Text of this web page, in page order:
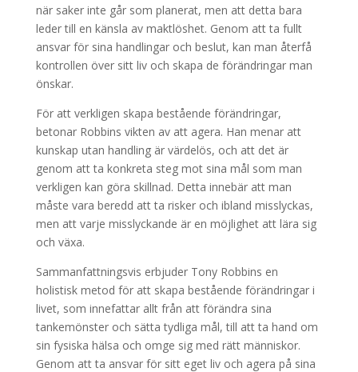
när saker inte går som planerat, men att detta bara
leder till en känsla av maktlöshet. Genom att ta fullt
ansvar för sina handlingar och beslut, kan man återfå
kontrollen över sitt liv och skapa de förändringar man
önskar.
För att verkligen skapa bestående förändringar,
betonar Robbins vikten av att agera. Han menar att
kunskap utan handling är värdelös, och att det är
genom att ta konkreta steg mot sina mål som man
verkligen kan göra skillnad. Detta innebär att man
måste vara beredd att ta risker och ibland misslyckas,
men att varje misslyckande är en möjlighet att lära sig
och växa.
Sammanfattningsvis erbjuder Tony Robbins en
holistisk metod för att skapa bestående förändringar i
livet, som innefattar allt från att förändra sina
tankemönster och sätta tydliga mål, till att ta hand om
sin fysiska hälsa och omge sig med rätt människor.
Genom att ta ansvar för sitt eget liv och agera på sina